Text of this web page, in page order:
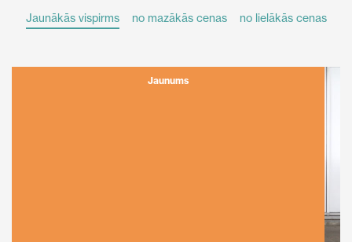
Jaunākās vispirms
no mazākās cenas no lielākās cenas
Jaunums